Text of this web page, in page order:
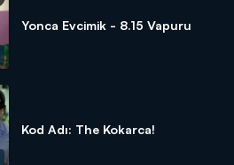
Yonca Evcimik - 8.15 Vapuru
Kod Adı: The Kokarca!